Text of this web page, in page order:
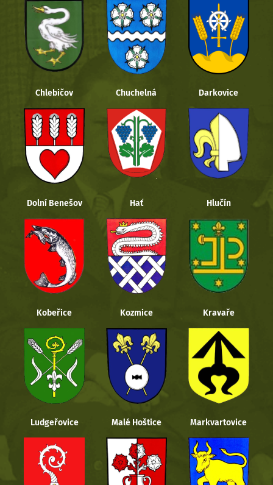
Chlebičov Chuchelná Darkovice
Dolní Benešov Hať Hlučín
Kobeřice Kozmice Kravaře
Ludgeřovice Malé Hoštice Markvartovice